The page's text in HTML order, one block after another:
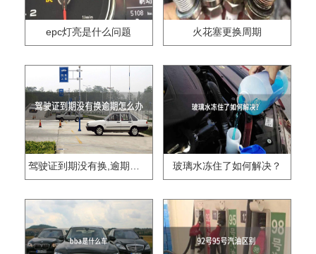
epc灯亮是什么问题 火花塞更换周期
驾驶证到期没有换,逾期怎么办?? 玻璃水冻住了如何解决？